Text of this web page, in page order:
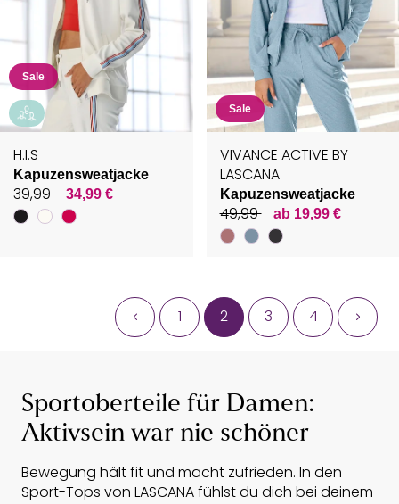
Sale
H.I.S
Kapuzensweatjacke
39,99 34,99 €
Sale
VIVANCE ACTIVE BY
LASCANA
Kapuzensweatjacke
49,99 ab 19,99 €
1 2 3 4
Sportoberteile für Damen:
Aktivsein war nie schöner
Bewegung hält fit und macht zufrieden. In den
Sport-Tops von LASCANA fühlst du dich bei deinem